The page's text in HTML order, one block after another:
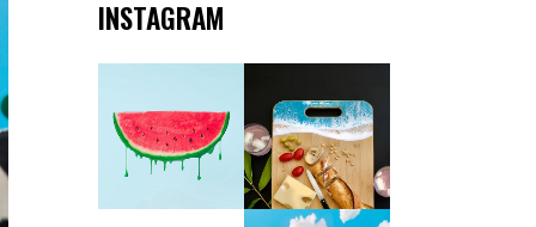
INSTAGRAM